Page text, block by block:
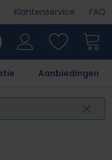
Klantenservice FAQ
Aanbiedingen